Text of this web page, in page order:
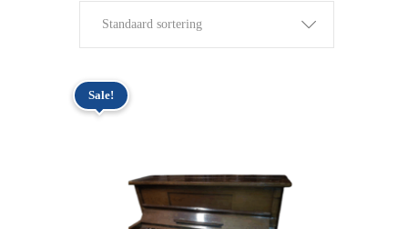
Standaard sortering
Sale!